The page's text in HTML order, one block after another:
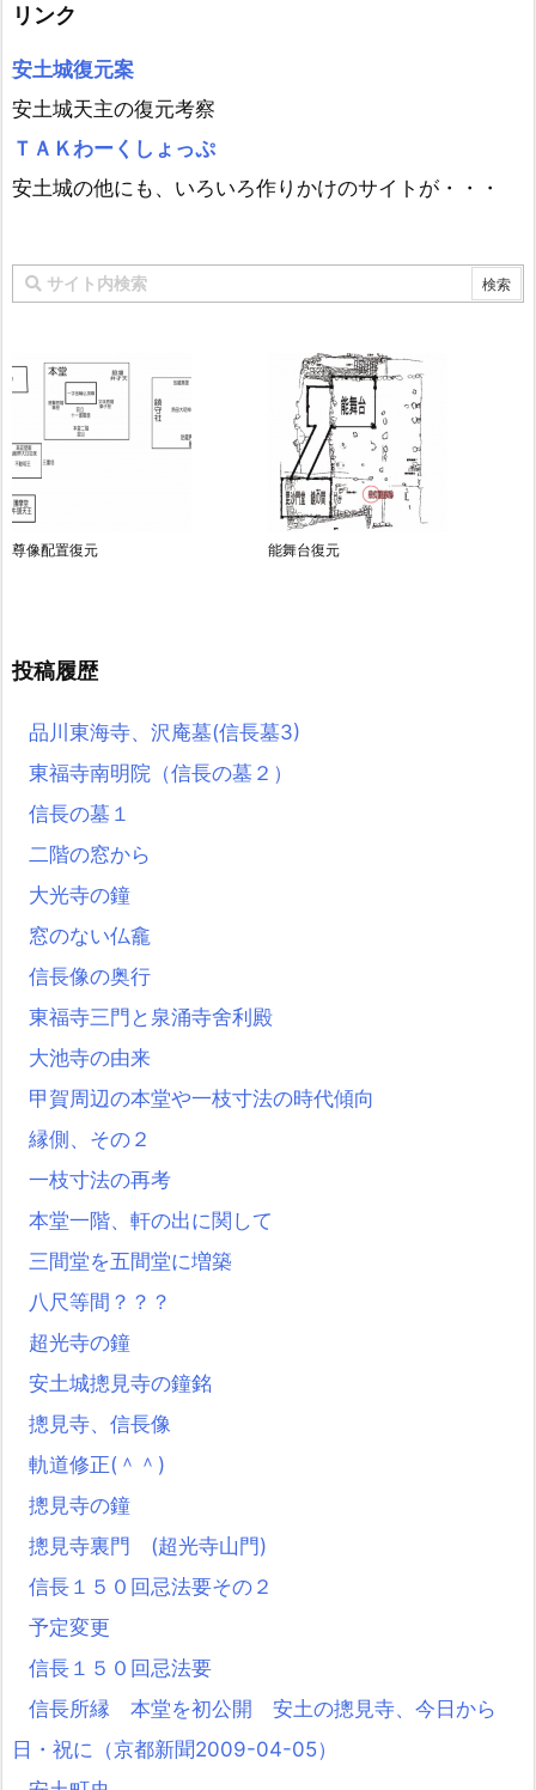
リンク
安土城復元案
安土城天主の復元考察
ＴＡＫわーくしょっぷ
安土城の他にも、いろいろ作りかけのサイトが・・・
尊像配置復元 能舞台復元
投稿履歴
品川東海寺、沢庵墓(信長墓3)
東福寺南明院（信長の墓２）
信長の墓１
二階の窓から
大光寺の鐘
窓のない仏龕
信長像の奥行
東福寺三門と泉涌寺舍利殿
大池寺の由来
甲賀周辺の本堂や一枝寸法の時代傾向
縁側、その２
一枝寸法の再考
本堂一階、軒の出に関して
三間堂を五間堂に増築
八尺等間？？？
超光寺の鐘
安土城摠見寺の鐘銘
摠見寺、信長像
軌道修正(＾＾)
摠見寺の鐘
摠見寺裏門 (超光寺山門)
信長１５０回忌法要その２
予定変更
信長１５０回忌法要
信長所縁 本堂を初公開 安土の摠見寺、今日から
日・祝に（京都新聞2009-04-05）